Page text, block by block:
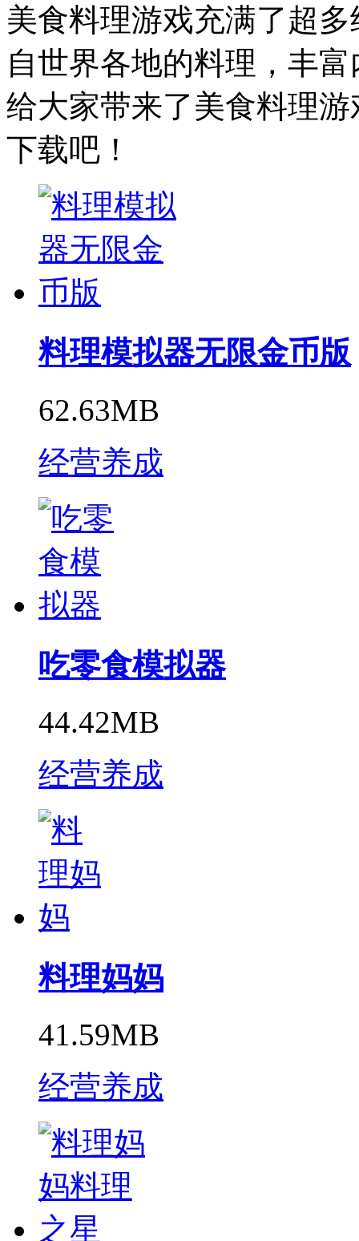
美食料理游戏充满了超
自世界各地的料理，丰
给大家带来了美食料理
下载吧！
料理模拟器无限金币版
62.63MB
经营养成
吃零食模拟器
44.42MB
经营养成
料理妈妈
41.59MB
经营养成